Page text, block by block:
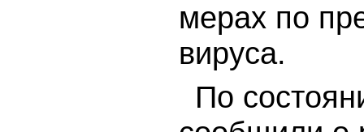
мерах по
вируса.
По